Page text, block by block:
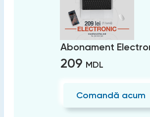
Abonament
209 MDL
Comandă acum